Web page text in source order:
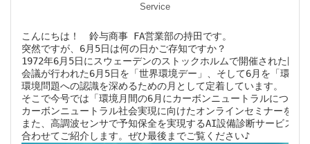
Service
こんにちは！　鈴与商事 FA営業部の持田です。
突然ですが、6月5日は何の日かご存知ですか？
1972年6月5日にスウェーデンのストックホルムで開催された国
会議が行われた6月5日を「世界環境デー」、そして6月を「環境
環境問題への認識を深めるための月として定着しています。
そこで今号では「環境月間の6月にカーボンニュートラルについ
カーボンニュートラル社会実現に向けたオンラインセミナーをご
また、高調波センサで予知保全を実現するAI設備診断サービスの